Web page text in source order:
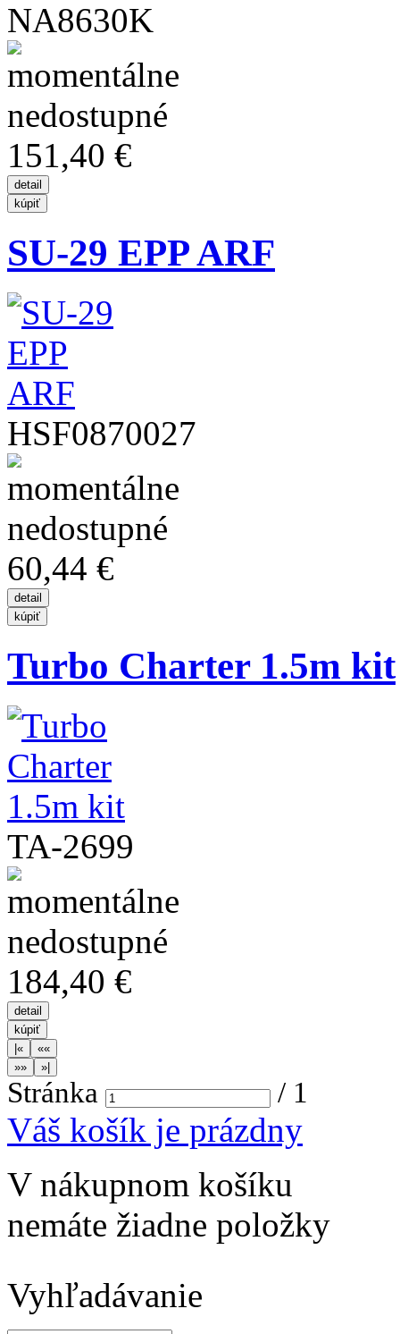
NA8630K
151,40 €
SU-29 EPP ARF
HSF0870027
60,44 €
Turbo Charter 1.5m kit
TA-2699
184,40 €
Stránka / 1
Váš košík je prázdny
V nákupnom košíku
nemáte žiadne položky
Vyhľadávanie